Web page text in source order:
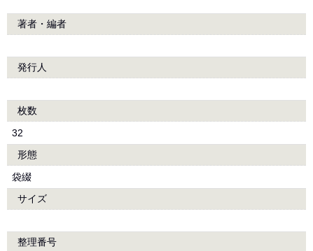
著者・編者
発行人
枚数
32
形態
袋綴
サイズ
整理番号